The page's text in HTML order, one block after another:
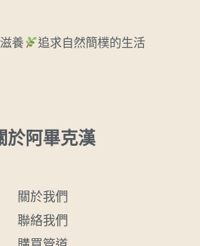
養 追求自然簡樸的生活
於阿畢克漢
關於我們
聯絡我們